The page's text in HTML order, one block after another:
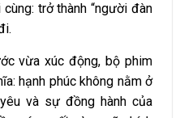
trở thành “người đàn
vừa xúc động, bộ phim
hạnh phúc không nằm ở
và sự đồng hành của